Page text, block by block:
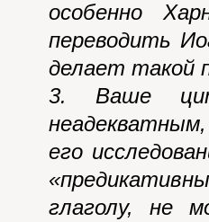
особенно
переводить
делает такой
3. Ваше
его
глаголу, не